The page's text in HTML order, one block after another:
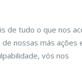
de tudo o que nos
de nossas más ações
vós nos